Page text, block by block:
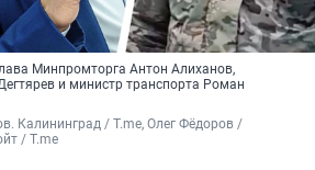
Минпромторга Антон Алиханов,
и министр транспорта Роман
Калининград / T.me, Олег Фёдоров /
/ T.me